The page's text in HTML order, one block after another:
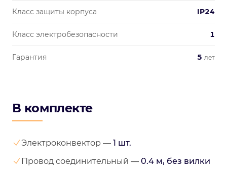
Класс защиты корпуса IP24
Класс электробезопасности 1
Гарантия 5 лет
В комплекте
Электроконвектор — 1 шт.
Провод соединительный — 0.4 м, без вилки